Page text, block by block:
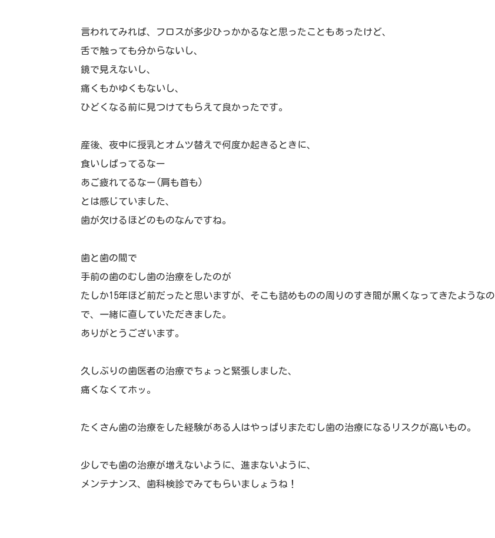
言われてみれば、フロスが多少ひっかかるなと思ったこともあった けど、
舌で触っても分からないし、
鏡で見えないし、
痛くもかゆくもないし、
ひどくなる前に見つけてもらえて良かったです。
産後、夜中に授乳とオムツ替えで何度か起きるときに、
食いしばってるなー
あご疲れてるなー(肩も首も)
とは感じていました、
歯が欠けるほどのものなんですね。
歯と歯の間で
手前の歯のむし歯の治療をしたのが
たしか15年ほど前だったと思いますが、そこも詰めものの周りのすき間が黒くなってきたようなの
で、一緒に直していただきました。
ありがとうございます。
久しぶりの歯医者の治療でちょっと緊張しました、
痛くなくてホッ。
たくさん歯の治療をした経験がある人はやっぱりまたむし歯の治療になるリスクが高いもの。
少しでも歯の治療が増えないように、進まないように、
メンテナンス、歯科検診でみてもらいましょうね！